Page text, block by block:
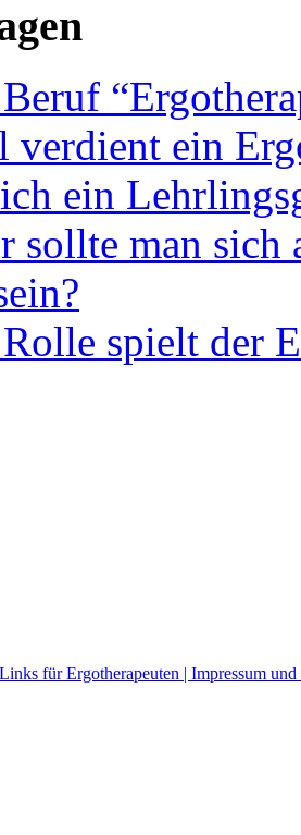
verdient ein
ein
sollte man sich
spielt der
für Ergotherapeuten | Impressum